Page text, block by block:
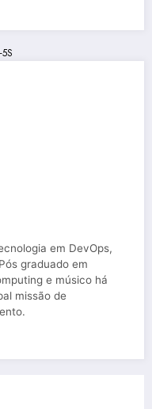
5S
em DevOps,
graduado em
e músico há
missão de